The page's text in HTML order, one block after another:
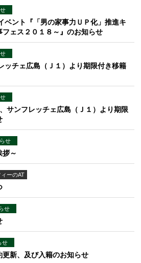
ベント『「男の家事力ＵＰ化」推進キ
フェス２０１８～』のお知らせ
ッチェ広島（Ｊ１）より期限付き移籍
サンフレッチェ広島（Ｊ１）より期限
せ
～
ーのAT
せ
せ
更新、及び入籍のお知らせ